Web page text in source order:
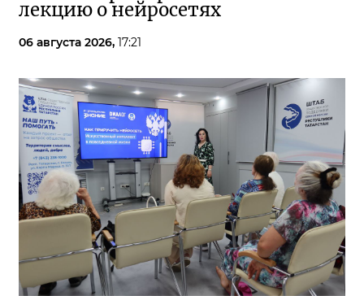
лекцию о нейросетях
06 августа 2026, 17:21